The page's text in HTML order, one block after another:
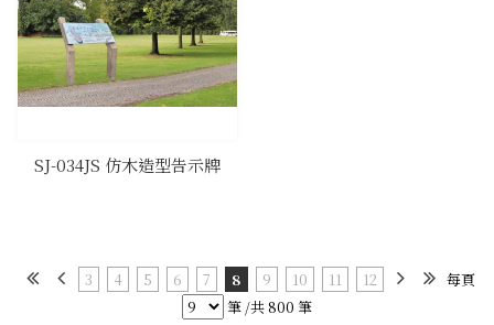
SJ-034JS 仿木造型告示牌
3 4 5 6 7 8 9 10 11 12
每頁
筆 /共 800 筆